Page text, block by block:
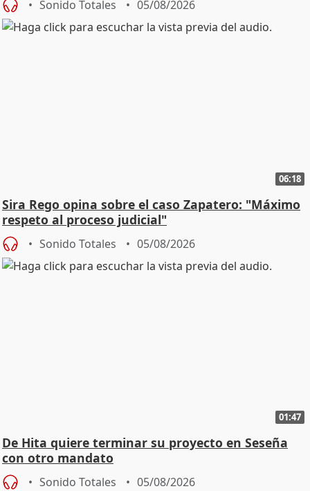
Sonido Totales 05/08/2026
06:18
Sira Rego opina sobre el caso Zapatero: "Máximo
respeto al proceso judicial"
Sonido Totales 05/08/2026
01:47
De Hita quiere terminar su proyecto en Seseña
con otro mandato
Sonido Totales 05/08/2026